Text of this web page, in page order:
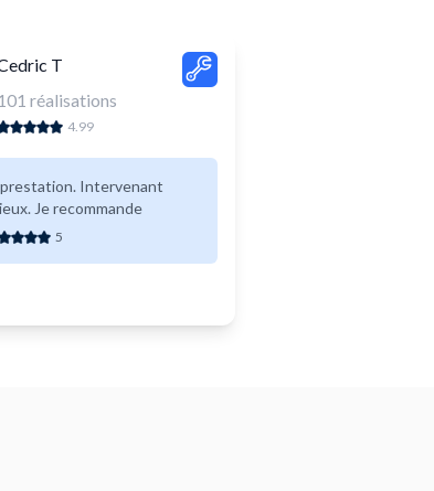
T
réalisations
4.99
Intervenant
Je recommande
5